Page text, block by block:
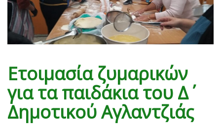
Ετοιμασία ζυμαρικών
για τα παιδάκια του Δ΄
Δημοτικού Αγλαντζιάς